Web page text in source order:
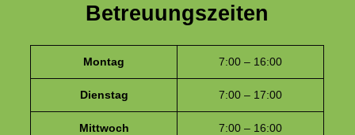
Betreuungszeiten
Montag 7:00 – 16:00
Dienstag 7:00 – 17:00
Mittwoch 7:00 – 16:00